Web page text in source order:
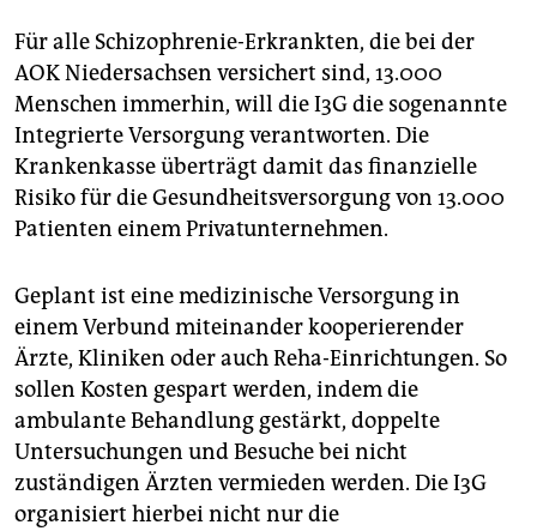
Für alle Schizophrenie-Erkrankten, die bei der
AOK Niedersachsen versichert sind, 13.000
Menschen immerhin, will die I3G die sogenannte
Integrierte Versorgung verantworten. Die
Krankenkasse überträgt damit das finanzielle
Risiko für die Gesundheitsversorgung von 13.000
Patienten einem Privatunternehmen.
Geplant ist eine medizinische Versorgung in
einem Verbund miteinander kooperierender
Ärzte, Kliniken oder auch Reha-Einrichtungen. So
sollen Kosten gespart werden, indem die
ambulante Behandlung gestärkt, doppelte
Untersuchungen und Besuche bei nicht
zuständigen Ärzten vermieden werden. Die I3G
organisiert hierbei nicht nur die